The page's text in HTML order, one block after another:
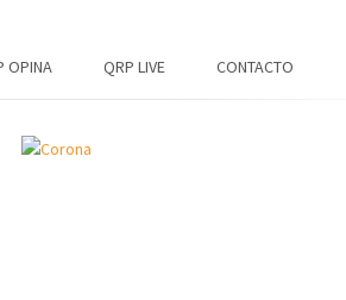
OPINA QRP LIVE CONTACTO